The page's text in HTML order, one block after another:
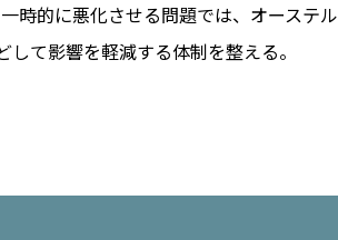
時的に悪化させる問題では、オーステル
て影響を軽減する体制を整える。